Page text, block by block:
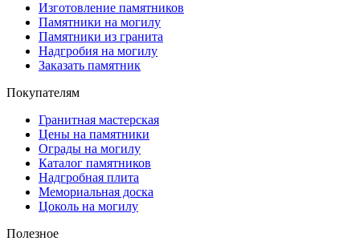
Изготовление памятников
Памятники на могилу
Памятники из гранита
Надгробия на могилу
Заказать памятник
Покупателям
Гранитная мастерская
Цены на памятники
Ограды на могилу
Каталог памятников
Надгробная плита
Мемориальная доска
Цоколь на могилу
Полезное